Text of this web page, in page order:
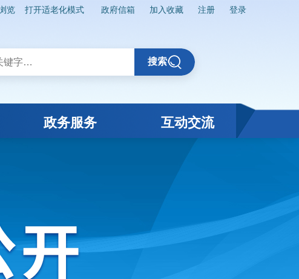
览 打开适老化模式 政府信箱 加入收藏 注册 登录
搜索
政务服务 互动交流